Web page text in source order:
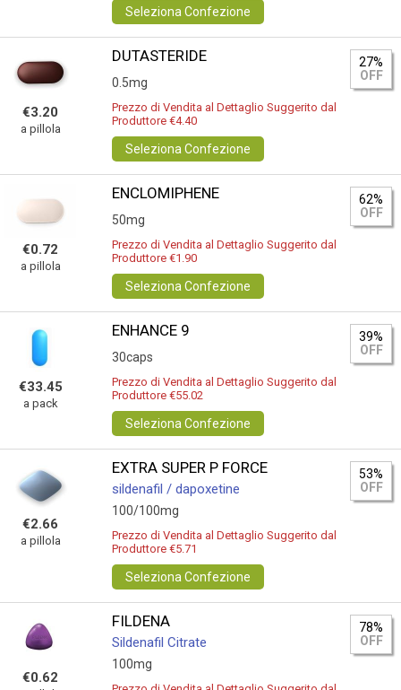
Seleziona Confezione
€3.20
a pillola
DUTASTERIDE
0.5mg
27%
OFF
Prezzo di Vendita al Dettaglio Suggerito dal
Produttore €4.40
Seleziona Confezione
€0.72
a pillola
ENCLOMIPHENE
50mg
62%
OFF
Prezzo di Vendita al Dettaglio Suggerito dal
Produttore €1.90
Seleziona Confezione
€33.45
a pack
ENHANCE 9
30caps
39%
OFF
Prezzo di Vendita al Dettaglio Suggerito dal
Produttore €55.02
Seleziona Confezione
€2.66
a pillola
EXTRA SUPER P FORCE
sildenafil / dapoxetine
100/100mg
53%
OFF
Prezzo di Vendita al Dettaglio Suggerito dal
Produttore €5.71
Seleziona Confezione
€0.62
FILDENA
Sildenafil Citrate
100mg
78%
OFF